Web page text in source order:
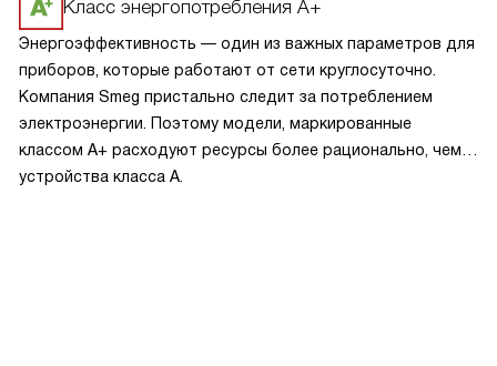
Класс энергопотребления А+
Энергоэффективность — один из важных параметров для
приборов, которые работают от сети круглосуточно.
Компания Smeg пристально следит за потреблением
электроэнергии. Поэтому модели, маркированные
классом A+ расходуют ресурсы более рационально, чем
устройства класса A.